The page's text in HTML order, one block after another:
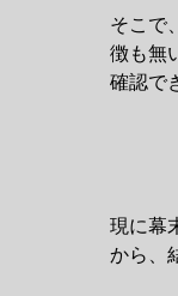
そこで
徴も無
確認で
現に幕
から、